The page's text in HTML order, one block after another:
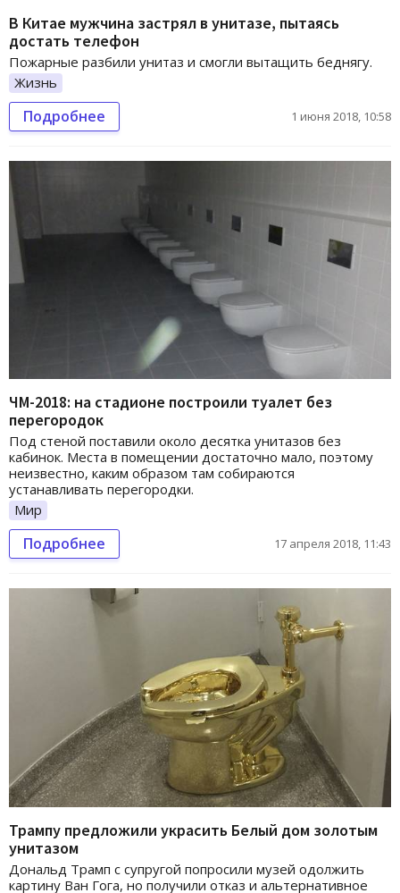
В Китае мужчина застрял в унитазе, пытаясь
достать телефон
Пожарные разбили унитаз и смогли вытащить беднягу.
Жизнь
Подробнее 1 июня 2018, 10:58
ЧМ-2018: на стадионе построили туалет без
перегородок
Под стеной поставили около десятка унитазов без
кабинок. Места в помещении достаточно мало, поэтому
неизвестно, каким образом там собираются
устанавливать перегородки.
Мир
Подробнее 17 апреля 2018, 11:43
Трампу предложили украсить Белый дом золотым
унитазом
Дональд Трамп с супругой попросили музей одолжить
картину Ван Гога, но получили отказ и альтернативное